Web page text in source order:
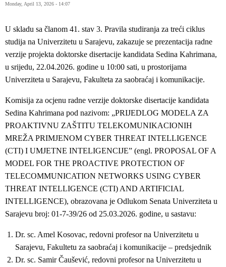
Monday, April 13, 2026 - 14:07
U skladu sa članom 41. stav 3. Pravila studiranja za treći ciklus
studija na Univerzitetu u Sarajevu, zakazuje se prezentacija radne
verzije projekta doktorske disertacije kandidata Sedina Kahrimana,
u srijedu, 22.04.2026. godine u 10:00 sati, u prostorijama
Univerziteta u Sarajevu, Fakulteta za saobraćaj i komunikacije.
Komisija za ocjenu radne verzije doktorske disertacije kandidata
Sedina Kahrimana pod nazivom: „PRIJEDLOG MODELA ZA
PROAKTIVNU ZAŠTITU TELEKOMUNIKACIONIH
MREŽA PRIMJENOM CYBER THREAT INTELLIGENCE
(CTI) I UMJETNE INTELIGENCIJE” (engl. PROPOSAL OF A
MODEL FOR THE PROACTIVE PROTECTION OF
TELECOMMUNICATION NETWORKS USING CYBER
THREAT INTELLIGENCE (CTI) AND ARTIFICIAL
INTELLIGENCE), obrazovana je Odlukom Senata Univerziteta u
Sarajevu broj: 01-7-39/26 od 25.03.2026. godine, u sastavu:
Dr. sc. Amel Kosovac, redovni profesor na Univerzitetu u
Sarajevu, Fakultetu za saobraćaj i komunikacije – predsjednik
Dr. sc. Samir Čaušević, redovni profesor na Univerzitetu u